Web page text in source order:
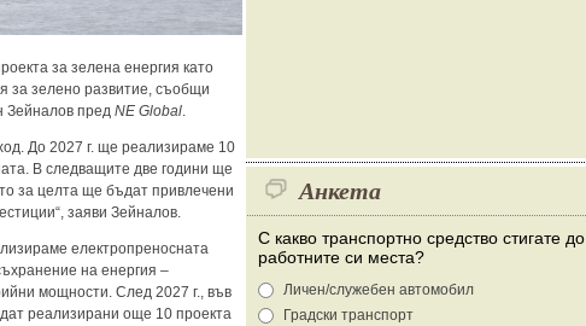
за зелена енергия като
за зелено развитие, съобщи
Зейналов пред NE Global.
До 2027 г. ще реализираме 10
В следващите две години ще
за целта ще бъдат привлечени
заяви Зейналов.
електропреносната
на енергия –
мощности. След 2027 г., във
реализирани още 10 проекта
Анкета
С какво транспортно средство стигате до
работните си места?
Личен/служебен автомобил
Градски транспорт